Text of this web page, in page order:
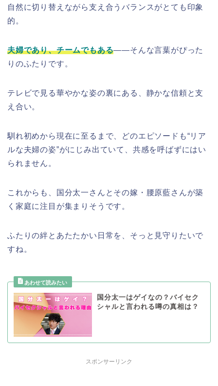
自然に切り替えながら支え合うバランスがとても印象
的。
夫婦であり、チームでもある――そんな言葉がぴった
りのふたりです。
テレビで見る華やかな姿の裏にある、静かな信頼と支
え合い。
馴れ初めから現在に至るまで、どのエピソードも“リア
ルな夫婦の姿”がにじみ出ていて、共感を呼ばずにはい
られません。
これからも、国分太一さんとその嫁・腰原藍さんが築
く家庭に注目が集まりそうです。
ふたりの絆とあたたかい日常を、そっと見守りたいで
すね。
国分太一はゲイなの？バイセク
シャルと言われる噂の真相は？
スポンサーリンク